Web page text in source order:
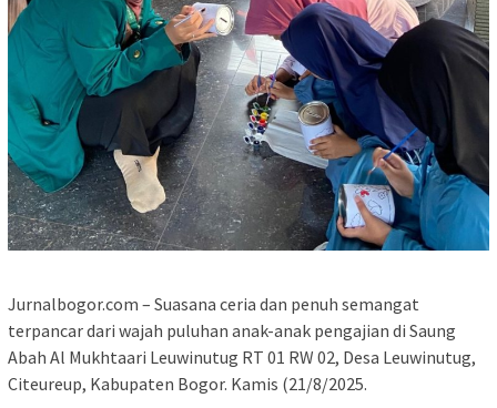
Jurnalbogor.com – Suasana ceria dan penuh semangat
terpancar dari wajah puluhan anak-anak pengajian di Saung
Abah Al Mukhtaari Leuwinutug RT 01 RW 02, Desa Leuwinutug,
Citeureup, Kabupaten Bogor. Kamis (21/8/2025.